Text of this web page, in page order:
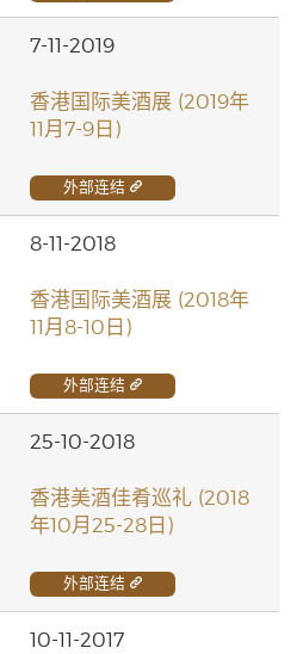
7-11-2019
香港国际美酒展 (2019年
11月7-9日)
外部连结
8-11-2018
香港国际美酒展 (2018年
11月8-10日)
外部连结
25-10-2018
香港美酒佳肴巡礼 (2018
年10月25-28日)
外部连结
10-11-2017